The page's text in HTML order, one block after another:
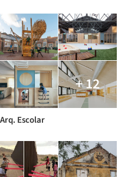
+ 12
Arq. Escolar